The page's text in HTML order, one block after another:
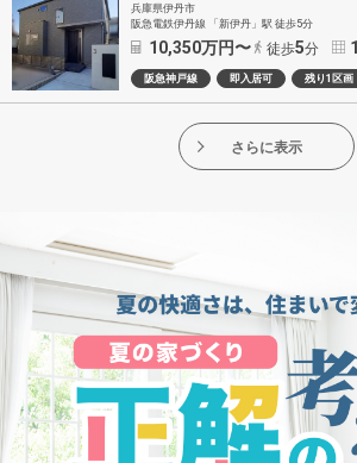
兵庫県伊丹市
阪急電鉄伊丹線 「新伊丹」駅 徒歩5分
10,350万円〜 徒歩5分 1
阪急神戸線 即入居可 残り1区画
さらに表示